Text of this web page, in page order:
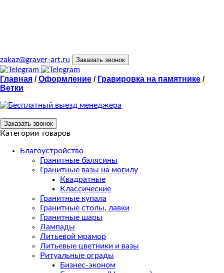
zakaz@graver-art.ru Заказать звонок
Главная / Оформление / Гравировка на памятнике /
Ветки
Заказать звонок
Категории товаров
Благоустройство
Гранитные балясины
Гранитные вазы на могилу
Квадратные
Классические
Гранитные купала
Гранитные столы, лавки
Гранитные шары
Лампады
Литьевой мрамор
Литьевые цветники и вазы
Ритуальные ограды
Бизнес-эконом